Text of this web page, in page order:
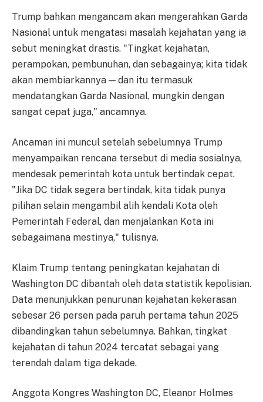
Trump bahkan mengancam akan mengerahkan Garda
Nasional untuk mengatasi masalah kejahatan yang ia
sebut meningkat drastis. "Tingkat kejahatan,
perampokan, pembunuhan, dan sebagainya; kita tidak
akan membiarkannya — dan itu termasuk
mendatangkan Garda Nasional, mungkin dengan
sangat cepat juga," ancamnya.
Ancaman ini muncul setelah sebelumnya Trump
menyampaikan rencana tersebut di media sosialnya,
mendesak pemerintah kota untuk bertindak cepat.
"Jika DC tidak segera bertindak, kita tidak punya
pilihan selain mengambil alih kendali Kota oleh
Pemerintah Federal, dan menjalankan Kota ini
sebagaimana mestinya," tulisnya.
Klaim Trump tentang peningkatan kejahatan di
Washington DC dibantah oleh data statistik kepolisian.
Data menunjukkan penurunan kejahatan kekerasan
sebesar 26 persen pada paruh pertama tahun 2025
dibandingkan tahun sebelumnya. Bahkan, tingkat
kejahatan di tahun 2024 tercatat sebagai yang
terendah dalam tiga dekade.
Anggota Kongres Washington DC, Eleanor Holmes